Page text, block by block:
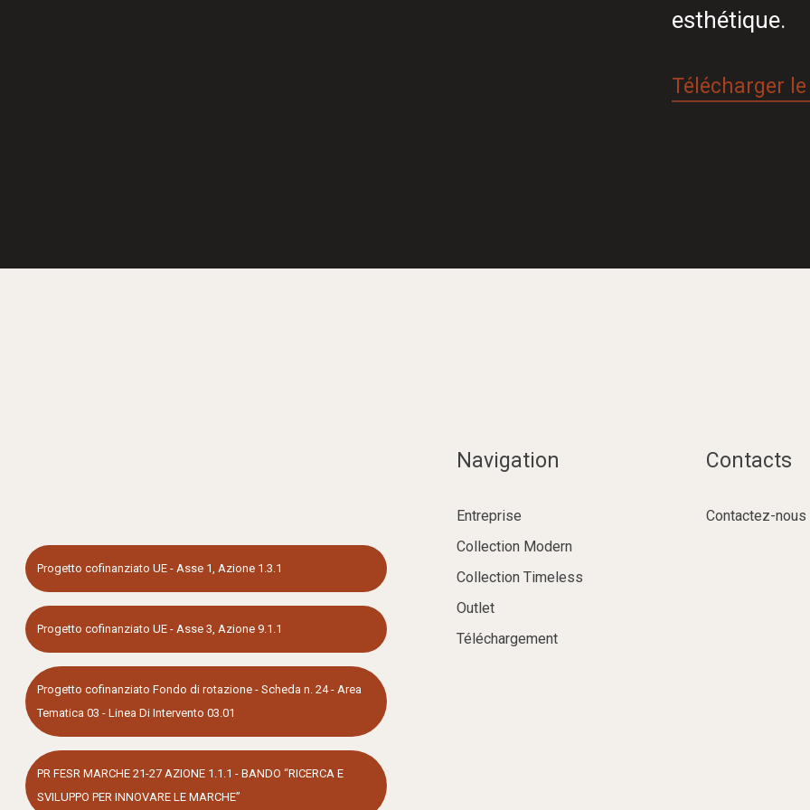
esthétique.
Télécharger
Progetto cofinanziato UE - Asse 1, Azione 1.3.1
Progetto cofinanziato UE - Asse 3, Azione 9.1.1
Progetto cofinanziato Fondo di rotazione - Scheda n. 24 - Area
Tematica 03 - Linea Di Intervento 03.01
PR FESR MARCHE 21-27 AZIONE 1.1.1 - BANDO “RICERCA E
SVILUPPO PER INNOVARE LE MARCHE”
Navigation
Entreprise
Collection Modern
Collection Timeless
Outlet
Téléchargement
Contacts
Contactez-nous